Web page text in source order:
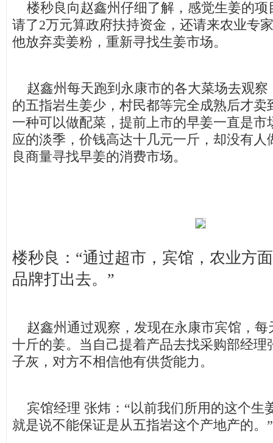
楼秒良向赵鑫州仔细了解，感觉生姜的项
请了2万元算政府扶持资金，还请来农业专
他放弃卖姜粉，重新寻找生姜市场。
赵鑫州每天跑到永康市的各大菜场去观察
的五指岩生姜少，村民都等完全成熟后才卖
一种可以做配菜，提前上市的早姜一直是市
应的淡季，价钱高达十几元一斤，却没有人
良商量寻找早姜的消费市场。
楼秒良：“通过超市，宾馆，农业方
品牌打出去。”
赵鑫州通过观察，发现在永康市宾馆，每
十斤的姜。当自己提着产品去找采购部经理
子灰，对方不相信他有供货能力。
宾馆经理 张炜：“以前我们所用的这个生
就是说不能保证是从五指岩这个产地产的。”